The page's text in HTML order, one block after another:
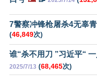
7警察冲锋枪屠杀4无辜
(46,849次)
谁“杀不用刀 ”习近平“
2025/7/13 (68,465次)